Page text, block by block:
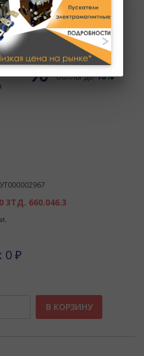
крановая ПЗКБ
Скидки до10%
баллы до10%
3ТД. 660.046.3
0 ₽
В КОРЗИНУ